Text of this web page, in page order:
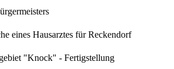
eines Hausarztes für Reckendorf
"Knock" - Fertigstellung